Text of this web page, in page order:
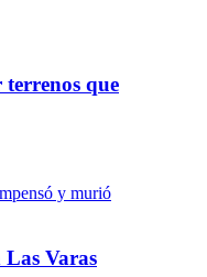
que
Varas